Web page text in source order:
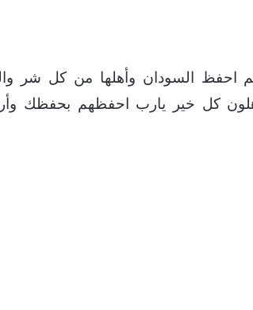
احفظ السودان وأهلها من كل شر
كل خير يارب احفظهم بحفظك